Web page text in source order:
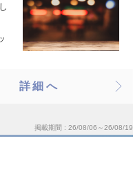
詳細へ
掲載期間 26/08/06～26/08/19